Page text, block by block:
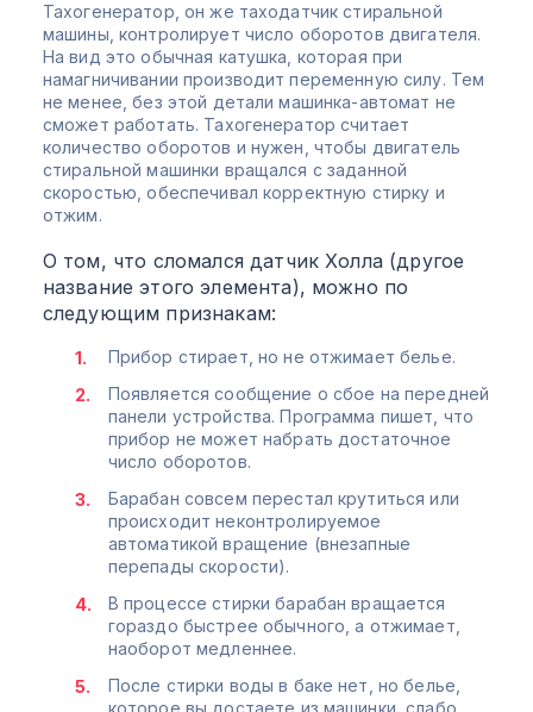
Тахогенератор, он же таходатчик стиральной
машины, контролирует число оборотов двигателя.
На вид это обычная катушка, которая при
намагничивании производит переменную силу. Тем
не менее, без этой детали машинка-автомат не
сможет работать. Тахогенератор считает
количество оборотов и нужен, чтобы двигатель
стиральной машинки вращался с заданной
скоростью, обеспечивал корректную стирку и
отжим.
О том, что сломался датчик Холла (другое
название этого элемента), можно по
следующим признакам:
Прибор стирает, но не отжимает белье.
Появляется сообщение о сбое на передней
панели устройства. Программа пишет, что
прибор не может набрать достаточное
число оборотов.
Барабан совсем перестал крутиться или
происходит неконтролируемое
автоматикой вращение (внезапные
перепады скорости).
В процессе стирки барабан вращается
гораздо быстрее обычного, а отжимает,
наоборот медленнее.
После стирки воды в баке нет, но белье,